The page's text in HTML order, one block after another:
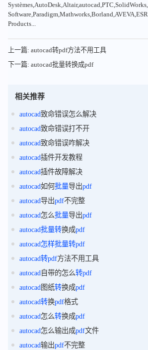
Products...
上一篇: autocad转pdf方法不用工具
下一篇: autocad批量转换成pdf
相关推荐
autocad致命错误怎么解决
autocad致命错误打不开
autocad致命错误咋解决
autocad插件开发教程
autocad插件故障解决
autocad如何批量导出pdf
autocad导出pdf不完整
autocad怎么批量导出pdf
autocad批量转换成pdf
autocad怎样批量转pdf
autocad转pdf方法不用工具
autocad 自带的怎么转pdf
autocad图纸转换成pdf
autocad转换pdf格式
autocad怎么转换成pdf
autocad怎么输出成pdf文件
autocad输出pdf不完整